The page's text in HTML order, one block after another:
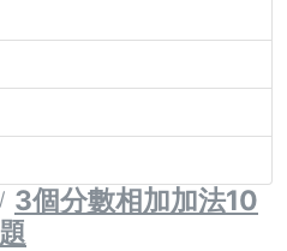
3個分數相加加法10
題